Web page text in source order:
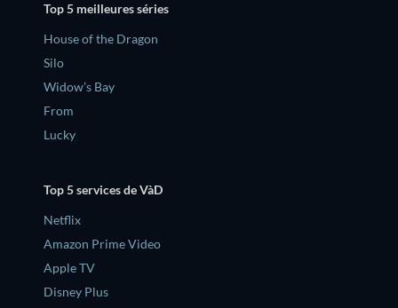
Top 5 meilleures séries
House of the Dragon
Silo
Widow’s Bay
From
Lucky
Top 5 services de VàD
Netflix
Amazon Prime Video
Apple TV
Disney Plus